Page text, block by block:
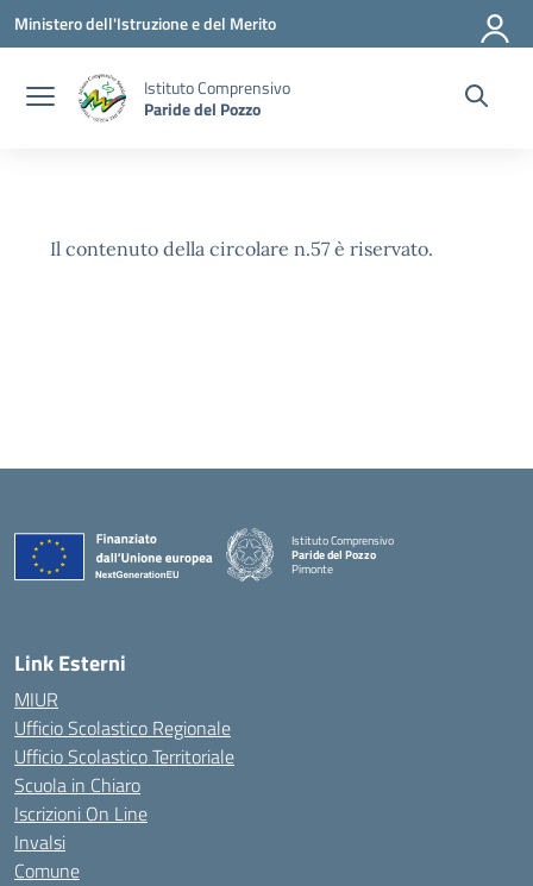
Vai ai contenuti
Vai al menu di navigazione
Vai al footer
Ministero dell'Istruzione e del Merito
Istituto Comprensivo
Paride del Pozzo
Il contenuto della circolare n.57 è riservato.
Istituto Comprensivo
Paride del Pozzo
Pimonte
Link Esterni
MIUR
Ufficio Scolastico Regionale
Ufficio Scolastico Territoriale
Scuola in Chiaro
Iscrizioni On Line
Invalsi
Comune